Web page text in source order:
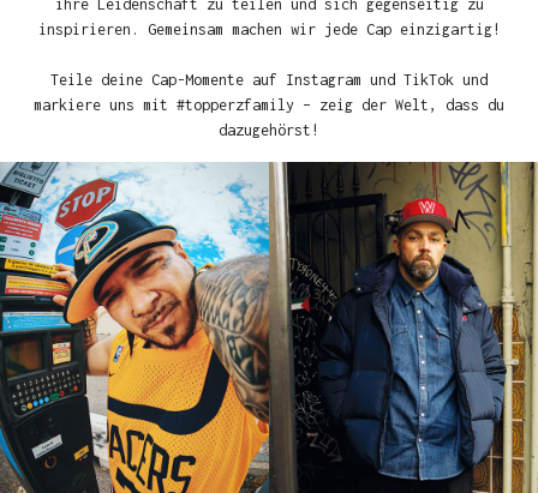
ihre Leidenschaft zu teilen und sich gegenseitig zu
inspirieren. Gemeinsam machen wir jede Cap einzigartig!
Teile deine Cap-Momente auf Instagram und TikTok und
markiere uns mit #topperzfamily – zeig der Welt, dass du
dazugehörst!